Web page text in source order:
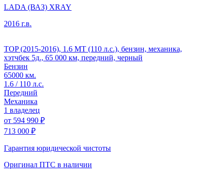
LADA (ВАЗ) XRAY
2016 г.в.
TOP (2015-2016), 1.6 MT (110 л.с.), бензин, механика,
хэтчбек 5д., 65 000 км, передний, черный
Бензин
65000 км.
1.6 / 110 л.с.
Передний
Механика
1 владелец
от 594 990 ₽
713 000 ₽
Гарантия юридической чистоты
Оригинал ПТС в наличии